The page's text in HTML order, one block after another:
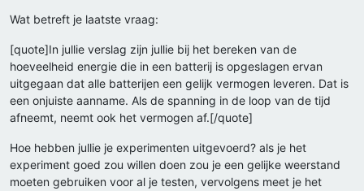
Wat betreft je laatste vraag:
[quote]In jullie verslag zijn jullie bij het bereken van de
hoeveelheid energie die in een batterij is opgeslagen ervan
uitgegaan dat alle batterijen een gelijk vermogen leveren. Dat is
een onjuiste aanname. Als de spanning in de loop van de tijd
afneemt, neemt ook het vermogen af.[/quote]
Hoe hebben jullie je experimenten uitgevoerd? als je het
experiment goed zou willen doen zou je een gelijke weerstand
moeten gebruiken voor al je testen, vervolgens meet je het